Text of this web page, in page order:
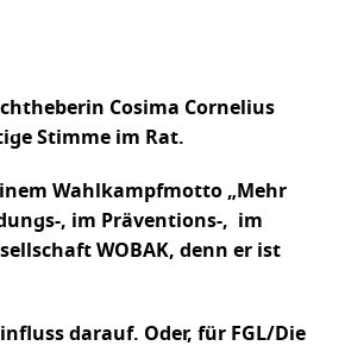
Cosima Cornelius
Stimme im Rat.
Wahlkampfmotto „Mehr
, im Präventions-, im
WOBAK, denn er ist
darauf. Oder, für FGL/Die